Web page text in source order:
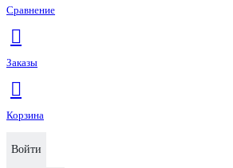
Сравнение
Заказы
Корзина
Войти